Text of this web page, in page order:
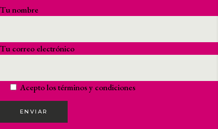
Tu nombre
Tu correo electrónico
Acepto lostérminos y condiciones
ENVIAR